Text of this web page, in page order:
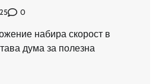
0
набира скорост в
дума за полезна